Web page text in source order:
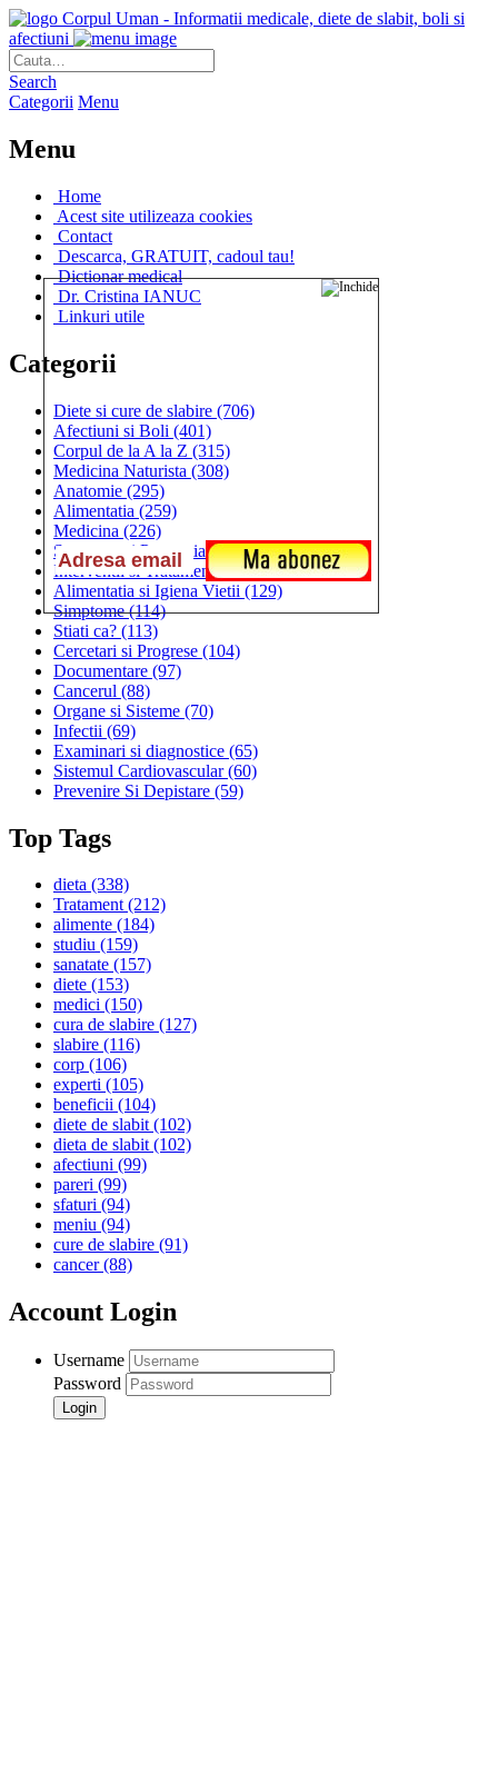
Corpul Uman - Informatii medicale, diete de slabit, boli si
afectiuni
Search
Categorii Menu
Menu
Home
Acest site utilizeaza cookies
Contact
Descarca, GRATUIT, cadoul tau!
Dictionar medical
Dr. Cristina IANUC
Linkuri utile
Categorii
Diete si cure de slabire (706)
Afectiuni si Boli (401)
Corpul de la A la Z (315)
Medicina Naturista (308)
Anatomie (295)
Alimentatia (259)
Medicina (226)
Sanatatea si Preventia(170)
Interventii si Tratamente(167)
Alimentatia si Igiena Vietii (129)
Simptome(114)
Stiati ca? (113)
Cercetari si Progrese (104)
Documentare (97)
Cancerul (88)
Organe si Sisteme (70)
Infectii (69)
Examinari si diagnostice (65)
Sistemul Cardiovascular(60)
Prevenire Si Depistare (59)
Top Tags
dieta (338)
Tratament(212)
alimente (184)
studiu (159)
sanatate (157)
diete (153)
medici (150)
cura de slabire (127)
slabire (116)
corp (106)
experti (105)
beneficii (104)
diete de slabit(102)
dieta de slabit(102)
afectiuni (99)
pareri (99)
sfaturi (94)
meniu (94)
cure de slabire (91)
cancer(88)
Account Login
Username
Password